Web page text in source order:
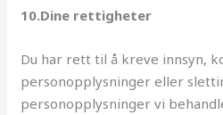
10.Dine rettigheter
Du har rett til å kreve innsyn,
personopplysninger eller
personopplysninger vi